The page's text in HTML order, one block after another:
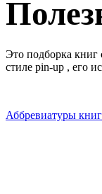
Это подборка книг
стиле pin-up , его
Аббревиатуры книг